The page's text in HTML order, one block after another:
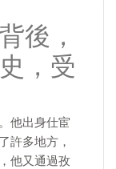
後，
，受
他出身仕宦
許多地方，
他又通過孜